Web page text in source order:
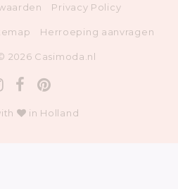
Privacy Policy
Herroeping aanvragen
2026 Casimoda.nl
in Holland